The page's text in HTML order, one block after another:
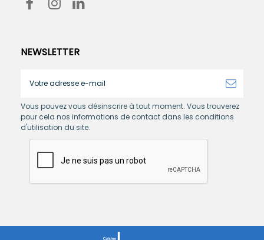
NEWSLETTER
Vous pouvez vous désinscrire à tout moment. Vous trouverez
pour cela nos informations de contact dans les conditions
d'utilisation du site.